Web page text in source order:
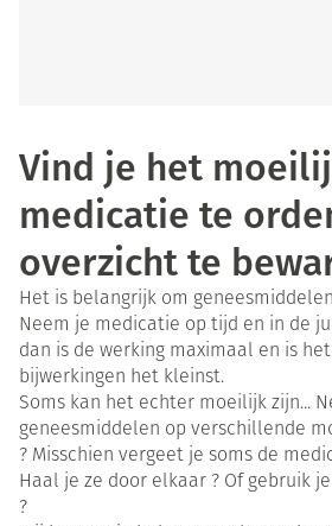
Vind je het
medicatie te
overzicht te
Het is belangrijk om
Neem je medicatie op tijd en in de
dan is de werking maximaal en is
bijwerkingen het kleinst.
Soms kan het echter moeilijk zijn...
geneesmiddelen op verschillende
? Misschien vergeet je soms de
Haal je ze door elkaar ? Of gebruik
?